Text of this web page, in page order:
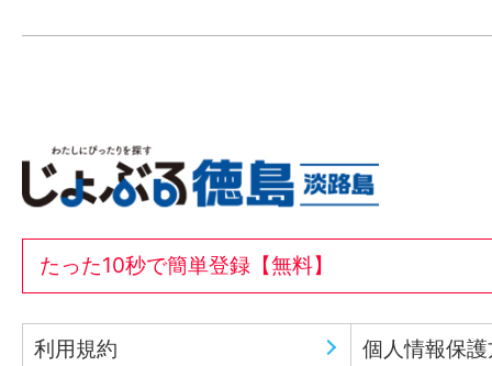
たった10秒で簡単登録【無料】
利用規約 個人情報保